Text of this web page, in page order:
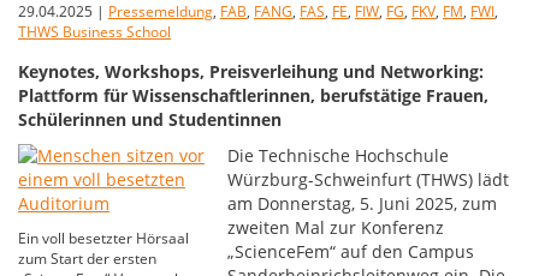
29.04.2025 | Pressemeldung, FAB, FANG, FAS, FE, FIW, FG, FKV, FM, FWI,
THWS Business School
Keynotes, Workshops, Preisverleihung und Networking:
Plattform für Wissenschaftlerinnen, berufstätige Frauen,
Schülerinnen und Studentinnen
Ein voll besetzter Hörsaal
zum Start der ersten
Die Technische Hochschule
Würzburg-Schweinfurt (THWS) lädt
am Donnerstag, 5. Juni 2025, zum
zweiten Mal zur Konferenz
„ScienceFem“ auf den Campus